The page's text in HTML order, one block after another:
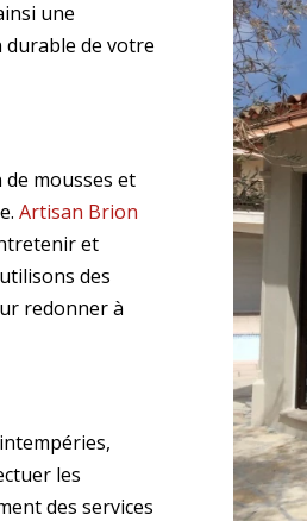
une
durable de votre
mousses et
Artisan Brion
et
des
redonner à
les
des services